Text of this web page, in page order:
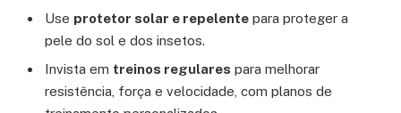
Use protetor solar e repelente para proteger a
pele do sol e dos insetos.
Invista em treinos regulares para melhorar
resistência, força e velocidade, com planos de